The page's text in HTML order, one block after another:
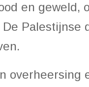
en
Palestijnse
overheersing